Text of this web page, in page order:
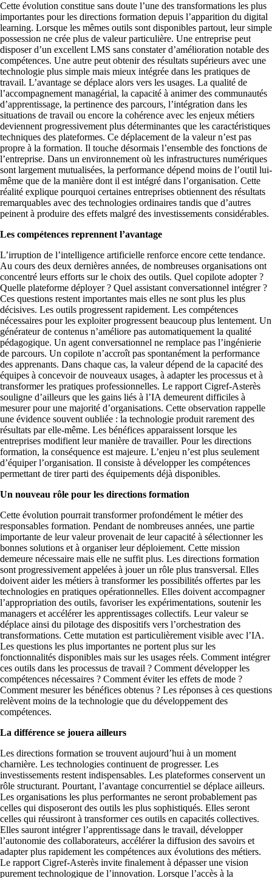
Cette évolution constitue sans doute l’une des transformations les plus
importantes pour les directions formation depuis l’apparition du digital
learning. Lorsque les mêmes outils sont disponibles partout, leur simple
possession ne crée plus de valeur particulière. Une entreprise peut
disposer d’un excellent LMS sans constater d’amélioration notable des
compétences. Une autre peut obtenir des résultats supérieurs avec une
technologie plus simple mais mieux intégrée dans les pratiques de
travail. L’avantage se déplace alors vers les usages. La qualité de
l’accompagnement managérial, la capacité à animer des communautés
d’apprentissage, la pertinence des parcours, l’intégration dans les
situations de travail ou encore la cohérence avec les enjeux métiers
deviennent progressivement plus déterminantes que les caractéristiques
techniques des plateformes. Ce déplacement de la valeur n’est pas
propre à la formation. Il touche désormais l’ensemble des fonctions de
l’entreprise. Dans un environnement où les infrastructures numériques
sont largement mutualisées, la performance dépend moins de l’outil lui-
même que de la manière dont il est intégré dans l’organisation. Cette
réalité explique pourquoi certaines entreprises obtiennent des résultats
remarquables avec des technologies ordinaires tandis que d’autres
peinent à produire des effets malgré des investissements considérables.
Les compétences reprennent l’avantage
L’irruption de l’intelligence artificielle renforce encore cette tendance.
Au cours des deux dernières années, de nombreuses organisations ont
concentré leurs efforts sur le choix des outils. Quel copilote adopter ?
Quelle plateforme déployer ? Quel assistant conversationnel intégrer ?
Ces questions restent importantes mais elles ne sont plus les plus
décisives. Les outils progressent rapidement. Les compétences
nécessaires pour les exploiter progressent beaucoup plus lentement. Un
générateur de contenus n’améliore pas automatiquement la qualité
pédagogique. Un agent conversationnel ne remplace pas l’ingénierie
de parcours. Un copilote n’accroît pas spontanément la performance
des apprenants. Dans chaque cas, la valeur dépend de la capacité des
équipes à concevoir de nouveaux usages, à adapter les processus et à
transformer les pratiques professionnelles. Le rapport Cigref-Asterès
souligne d’ailleurs que les gains liés à l’IA demeurent difficiles à
mesurer pour une majorité d’organisations. Cette observation rappelle
une évidence souvent oubliée : la technologie produit rarement des
résultats par elle-même. Les bénéfices apparaissent lorsque les
entreprises modifient leur manière de travailler. Pour les directions
formation, la conséquence est majeure. L’enjeu n’est plus seulement
d’équiper l’organisation. Il consiste à développer les compétences
permettant de tirer parti des équipements déjà disponibles.
Un nouveau rôle pour les directions formation
Cette évolution pourrait transformer profondément le métier des
responsables formation. Pendant de nombreuses années, une partie
importante de leur valeur provenait de leur capacité à sélectionner les
bonnes solutions et à organiser leur déploiement. Cette mission
demeure nécessaire mais elle ne suffit plus. Les directions formation
sont progressivement appelées à jouer un rôle plus transversal. Elles
doivent aider les métiers à transformer les possibilités offertes par les
technologies en pratiques opérationnelles. Elles doivent accompagner
l’appropriation des outils, favoriser les expérimentations, soutenir les
managers et accélérer les apprentissages collectifs. Leur valeur se
déplace ainsi du pilotage des dispositifs vers l’orchestration des
transformations. Cette mutation est particulièrement visible avec l’IA.
Les questions les plus importantes ne portent plus sur les
fonctionnalités disponibles mais sur les usages réels. Comment intégrer
ces outils dans les processus de travail ? Comment développer les
compétences nécessaires ? Comment éviter les effets de mode ?
Comment mesurer les bénéfices obtenus ? Les réponses à ces questions
relèvent moins de la technologie que du développement des
compétences.
La différence se jouera ailleurs
Les directions formation se trouvent aujourd’hui à un moment
charnière. Les technologies continuent de progresser. Les
investissements restent indispensables. Les plateformes conservent un
rôle structurant. Pourtant, l’avantage concurrentiel se déplace ailleurs.
Les organisations les plus performantes ne seront probablement pas
celles qui disposeront des outils les plus sophistiqués. Elles seront
celles qui réussiront à transformer ces outils en capacités collectives.
Elles sauront intégrer l’apprentissage dans le travail, développer
l’autonomie des collaborateurs, accélérer la diffusion des savoirs et
adapter plus rapidement les compétences aux évolutions des métiers.
Le rapport Cigref-Asterès invite finalement à dépasser une vision
purement technologique de l’innovation. Lorsque l’accès à la